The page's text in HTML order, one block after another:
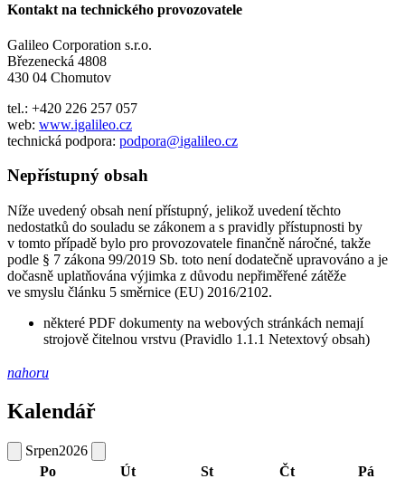
Kontakt na technického provozovatele
Galileo Corporation s.r.o.
Březenecká 4808
430 04 Chomutov
tel.: +420 226 257 057
web: www.igalileo.cz
technická podpora: podpora@igalileo.cz
Nepřístupný obsah
Níže uvedený obsah není přístupný, jelikož uvedení těchto
nedostatků do souladu se zákonem a s pravidly přístupnosti by
v tomto případě bylo pro provozovatele finančně náročné, takže
podle § 7 zákona 99/2019 Sb. toto není dodatečně upravováno a je
dočasně uplatňována výjimka z důvodu nepřiměřené zátěže
ve smyslu článku 5 směrnice (EU) 2016/2102.
některé PDF dokumenty na webových stránkách nemají
strojově čitelnou vrstvu (Pravidlo 1.1.1 Netextový obsah)
nahoru
Kalendář
Srpen2026
Po
Út St Čt Pá